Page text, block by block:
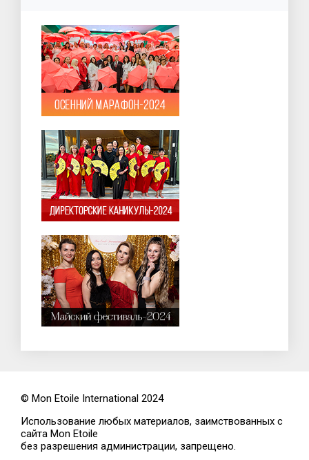
© Mon Etoile International 2024
Использование любых материалов, заимствованных с
сайта Mon Etoile
без разрешения администрации, запрещено.